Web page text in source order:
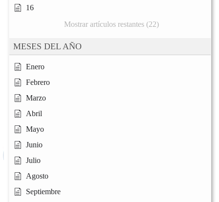
16
Mostrar artículos restantes (22)
MESES DEL AÑO
Enero
Febrero
Marzo
Abril
Mayo
Junio
Julio
Agosto
Septiembre